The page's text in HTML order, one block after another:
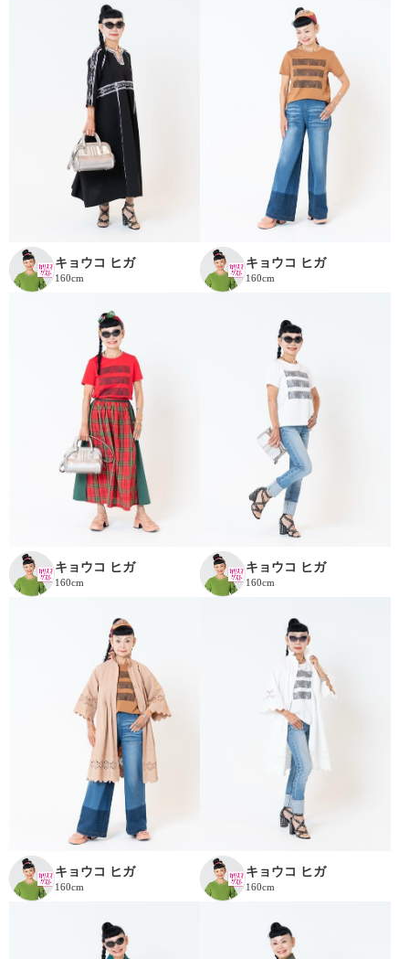
キョウコ ヒガ
160cm
キョウコ ヒガ
160cm
キョウコ ヒガ
160cm
キョウコ ヒガ
160cm
キョウコ ヒガ
160cm
キョウコ ヒガ
160cm